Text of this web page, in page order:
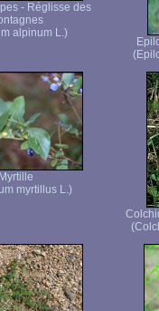
- Réglisse des
alpinum L.)
Myrtille
myrtillus L.)